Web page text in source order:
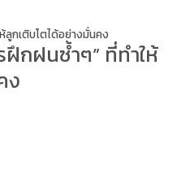
ลูกเติบโตได้อย่างมั่นคง
กฝนซ้ำๆ” ที่ทำให้
ง